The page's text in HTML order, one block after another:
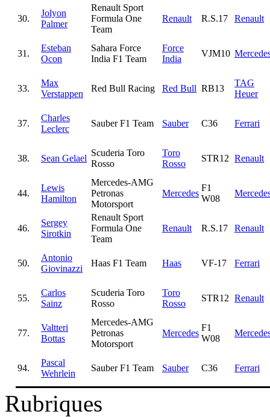
30.
Jolyon
Palmer
Renault Sport
Formula One
Team
Renault R.S.17 Renault
31.
Esteban
Ocon
Sahara Force
India F1 Team
Force
India
VJM10
33.
Max
Verstappen
Red Bull Racing Red Bull RB13
TAG
Heuer
37.
Charles
Leclerc
Sauber F1 Team Sauber C36 Ferrari
38. Sean Gelael
Scuderia Toro
Rosso
Toro
Rosso
STR12 Renault
44.
Lewis
Hamilton
Mercedes-AMG
Petronas
Motorsport
Mercedes
F1
W08
46.
Sergey
Sirotkin
Renault Sport
Formula One
Team
Renault R.S.17 Renault
50.
Antonio
Giovinazzi
Haas F1 Team Haas VF-17 Ferrari
55.
Carlos
Sainz
Scuderia Toro
Rosso
Toro
Rosso
STR12 Renault
77.
Valtteri
Bottas
Mercedes-AMG
Petronas
Motorsport
Mercedes
F1
W08
94.
Pascal
Wehrlein
Sauber F1 Team Sauber C36 Ferrari
Rubriques